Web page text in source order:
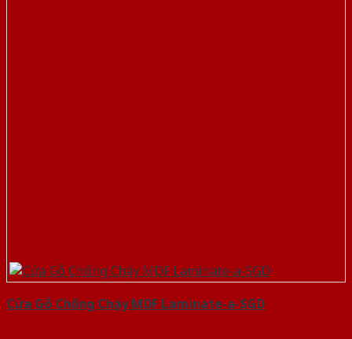
Cửa Gỗ Chống Cháy MDF Laminate-a-SGD